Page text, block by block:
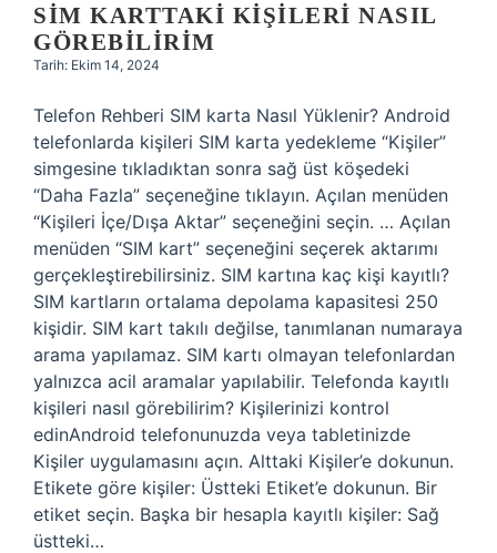
SIM KARTTAKI KIŞILERI NASIL
GÖREBILIRIM
Tarih: Ekim 14, 2024
Telefon Rehberi SIM karta Nasıl Yüklenir? Android
telefonlarda kişileri SIM karta yedekleme “Kişiler”
simgesine tıkladıktan sonra sağ üst köşedeki
“Daha Fazla” seçeneğine tıklayın. Açılan menüden
“Kişileri İçe/Dışa Aktar” seçeneğini seçin. … Açılan
menüden “SIM kart” seçeneğini seçerek aktarımı
gerçekleştirebilirsiniz. SIM kartına kaç kişi kayıtlı?
SIM kartların ortalama depolama kapasitesi 250
kişidir. SIM kart takılı değilse, tanımlanan numaraya
arama yapılamaz. SIM kartı olmayan telefonlardan
yalnızca acil aramalar yapılabilir. Telefonda kayıtlı
kişileri nasıl görebilirim? Kişilerinizi kontrol
edinAndroid telefonunuzda veya tabletinizde
Kişiler uygulamasını açın. Alttaki Kişiler’e dokunun.
Etikete göre kişiler: Üstteki Etiket’e dokunun. Bir
etiket seçin. Başka bir hesapla kayıtlı kişiler: Sağ
üstteki…